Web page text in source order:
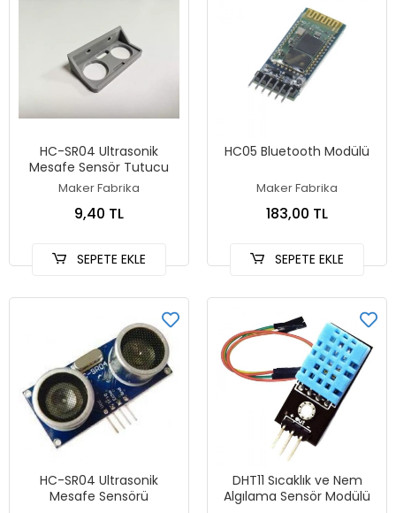
HC-SR04 Ultrasonik
Mesafe Sensör Tutucu
Maker Fabrika
9,40 TL
SEPETE EKLE
HC05 Bluetooth Modülü
Maker Fabrika
183,00 TL
SEPETE EKLE
HC-SR04 Ultrasonik
Mesafe Sensörü
DHT11 Sıcaklık ve Nem
Algılama Sensör Modülü